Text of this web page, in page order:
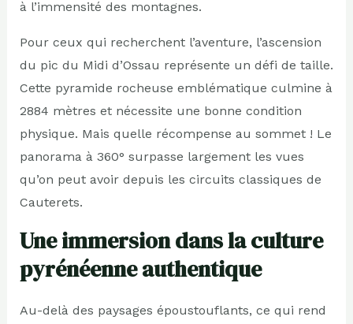
à l’immensité des montagnes.
Pour ceux qui recherchent l’aventure, l’ascension
du pic du Midi d’Ossau représente un défi de taille.
Cette pyramide rocheuse emblématique culmine à
2884 mètres et nécessite une bonne condition
physique. Mais quelle récompense au sommet ! Le
panorama à 360° surpasse largement les vues
qu’on peut avoir depuis les circuits classiques de
Cauterets.
Une immersion dans la culture
pyrénéenne authentique
Au-delà des paysages époustouflants, ce qui rend